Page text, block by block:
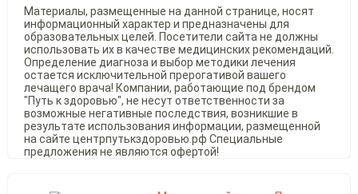
Материалы, размещенные на данной странице, носят
информационный характер и предназначены для
образовательных целей. Посетители сайта не должны
использовать их в качестве медицинских рекомендаций.
Определение диагноза и выбор методики лечения
остается исключительной прерогативой вашего
лечащего врача! Компании, работающие под брендом
"Путь к здоровью", не несут ответственности за
возможные негативные последствия, возникшие в
результате использования информации, размещенной
на сайте центрпутькздоровью.рф Специальные
предложения не являются офертой!